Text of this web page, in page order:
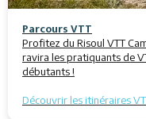
Parcours VTT
Profitez du Risoul VTT
ravira les pratiquants de
débutants!
Découvrir les itinéraires